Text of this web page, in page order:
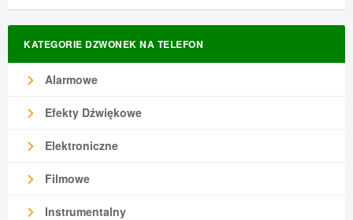
KATEGORIE DZWONEK NA TELEFON
Alarmowe
Efekty Dźwiękowe
Elektroniczne
Filmowe
Instrumentalny